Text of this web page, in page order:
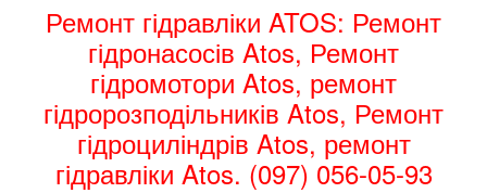
Ремонт гідравліки ATOS: Ремонт
гідронасосів Atos, Ремонт
гідромотори Atos, ремонт
гідророзподільників Atos, Ремонт
гідроциліндрів Atos, ремонт
гідравліки Atos. (097) 056-05-93